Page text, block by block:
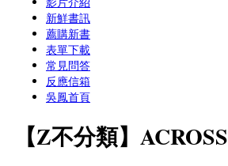
新鮮書訊
薦購新書
表單下載
常見問答
反應信箱
吳鳳首頁
【Z不分類】ACROSS